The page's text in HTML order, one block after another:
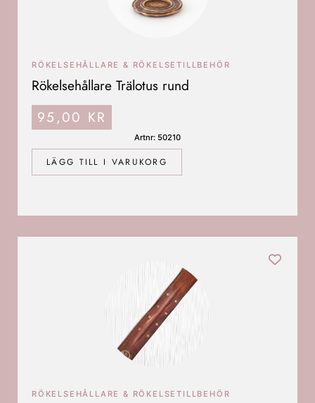
LÄGG TILL I VARUKORG
RÖKELSEHÅLLARE & RÖKELSETILLBEHÖR
Rökelsehållare Trälotus rund
95,00 KR
Artnr: 50210
RÖKELSEHÅLLARE & RÖKELSETILLBEHÖR